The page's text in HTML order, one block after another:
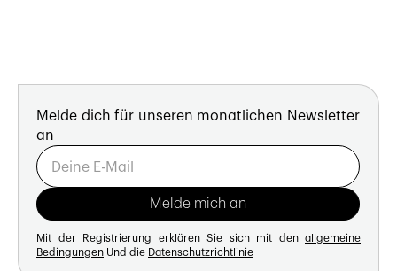
Melde dich für unseren monatlichen Newsletter
an
Mit der Registrierung erklären Sie sich mit den allgemeine
Bedingungen Und die Datenschutzrichtlinie